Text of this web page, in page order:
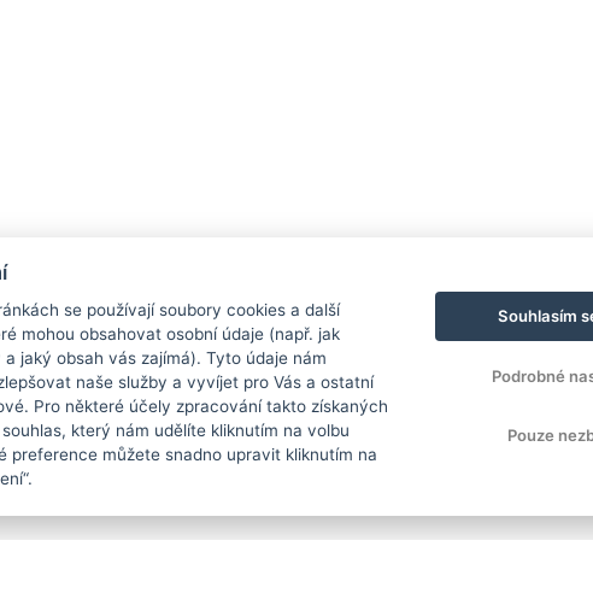
se používají soubory cookies a další
mohou obsahovat osobní údaje (např. jak
jaký obsah vás zajímá). Tyto údaje nám
naše služby a vyvíjet pro Vás a ostatní
Pro některé účely zpracování takto získaných
který nám udělíte kliknutím na volbu
preference můžete snadno upravit kliknutím na
Souhlasím
Podrobné
Pouze